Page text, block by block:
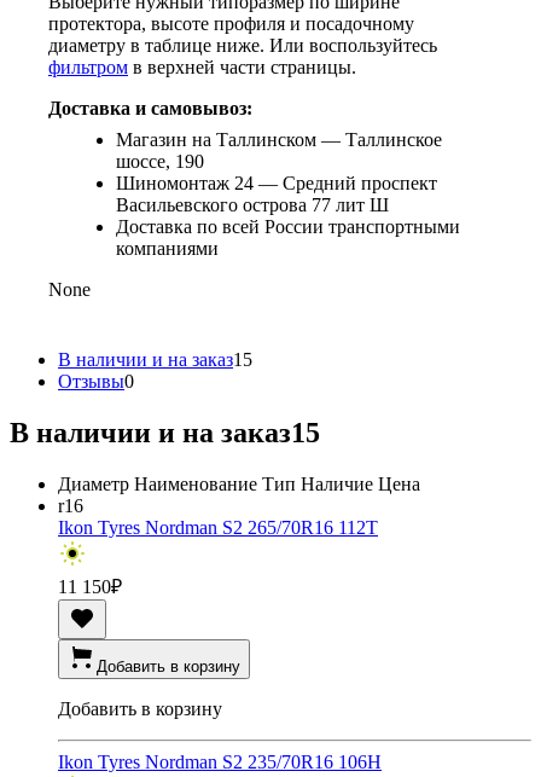
протектора, высоте профиля и посадочному
диаметру в таблице ниже. Или воспользуйтесь
фильтром в верхней части страницы.
Доставка и самовывоз:
Магазин на Таллинском — Таллинское
шоссе, 190
Шиномонтаж 24 — Средний проспект
Васильевского острова 77 лит Ш
Доставка по всей России транспортными
компаниями
None
В наличии и на заказ15
Отзывы0
В наличии и на заказ15
Диаметр Наименование Тип Наличие Цена
r16
Ikon Tyres Nordman S2 265/70R16 112T
11 150₽
Добавить в корзину
Добавить в корзину
Ikon Tyres Nordman S2 235/70R16 106H